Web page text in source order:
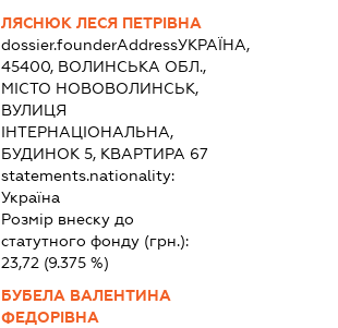
ЛЯСНЮК ЛЕСЯ ПЕТРІВНА
dossier.founderAddressУКРАЇНА,
45400, ВОЛИНСЬКА ОБЛ.,
МІСТО НОВОВОЛИНСЬК,
ВУЛИЦЯ
ІНТЕРНАЦІОНАЛЬНА,
БУДИНОК 5, КВАРТИРА 67
statements.nationality:
Україна
Розмір внеску до
статутного фонду (грн.):
23,72 (9.375 %)
БУБЕЛА ВАЛЕНТИНА
ФЕДОРІВНА